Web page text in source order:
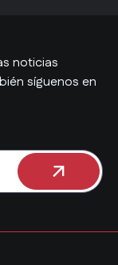
noticias
síguenos en